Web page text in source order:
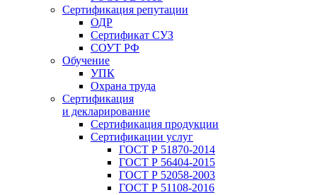
Сертификация репутации
ОДР
Сертификат СУЗ
СОУТ РФ
Обучение
УПК
Охрана труда
Сертификация
и декларирование
Сертификация продукции
Сертификации услуг
ГОСТ Р 51870-2014
ГОСТ Р 56404-2015
ГОСТ Р 52058-2003
ГОСТ Р 51108-2016